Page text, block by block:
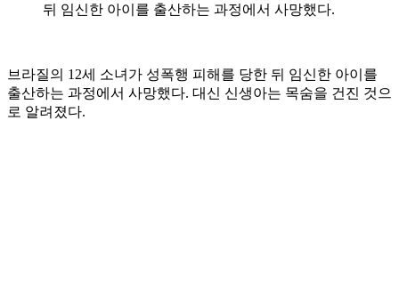
뒤 임신한 아이를 출산하는 과정에서 사망했다.
브라질의 12세 소녀가 성폭행 피해를 당한 뒤 임신한 아이를
출산하는 과정에서 사망했다. 대신 신생아는 목숨을 건진 것으
로 알려졌다.